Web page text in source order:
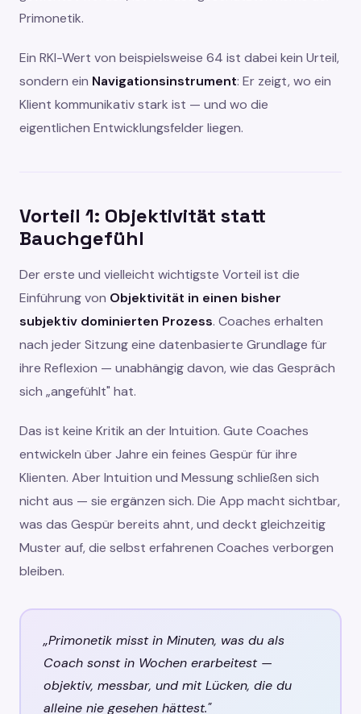
Primonetik.
Ein RKI-Wert von beispielsweise 64 ist dabei kein Urteil,
sondern ein Navigationsinstrument: Er zeigt, wo ein
Klient kommunikativ stark ist — und wo die
eigentlichen Entwicklungsfelder liegen.
Vorteil 1: Objektivität statt
Bauchgefühl
Der erste und vielleicht wichtigste Vorteil ist die
Einführung von Objektivität in einen bisher
subjektiv dominierten Prozess. Coaches erhalten
nach jeder Sitzung eine datenbasierte Grundlage für
ihre Reflexion — unabhängig davon, wie das Gespräch
sich „angefühlt" hat.
Das ist keine Kritik an der Intuition. Gute Coaches
entwickeln über Jahre ein feines Gespür für ihre
Klienten. Aber Intuition und Messung schließen sich
nicht aus — sie ergänzen sich. Die App macht sichtbar,
was das Gespür bereits ahnt, und deckt gleichzeitig
Muster auf, die selbst erfahrenen Coaches verborgen
bleiben.
„Primonetik misst in Minuten, was du als
Coach sonst in Wochen erarbeitest —
objektiv, messbar, und mit Lücken, die du
alleine nie gesehen hättest."